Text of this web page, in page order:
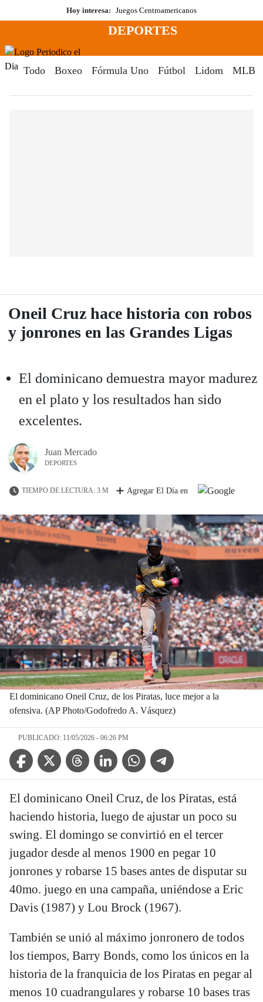
al
Hoy interesa: Juegos Centroamericanos
Menú
DEPORTES
Todo Boxeo Fórmula Uno Fútbol Lidom MLB
Oneil Cruz hace historia con robos
y jonrones en las Grandes Ligas
El dominicano demuestra mayor madurez
en el plato y los resultados han sido
excelentes.
Juan Mercado
DEPORTES
TIEMPO DE LECTURA: 3 M Agregar El Día en
El dominicano Oneil Cruz, de los Piratas, luce mejor a la
ofensiva. (AP Photo/Godofredo A. Vásquez)
PUBLICADO: 11/05/2026 - 06:26 PM
Facebook IconTwitter IconThreads IconLinkedin IconWhatsApp IconTelegram Icon
El dominicano Oneil Cruz, de los Piratas, está
haciendo historia, luego de ajustar un poco su
swing. El domingo se convirtió en el tercer
jugador desde al menos 1900 en pegar 10
jonrones y robarse 15 bases antes de disputar su
40mo. juego en una campaña, uniéndose a Eric
Davis (1987) y Lou Brock (1967).
También se unió al máximo jonronero de todos
los tiempos, Barry Bonds, como los únicos en la
historia de la franquicia de los Piratas en pegar al
menos 10 cuadrangulares y robarse 10 bases tras